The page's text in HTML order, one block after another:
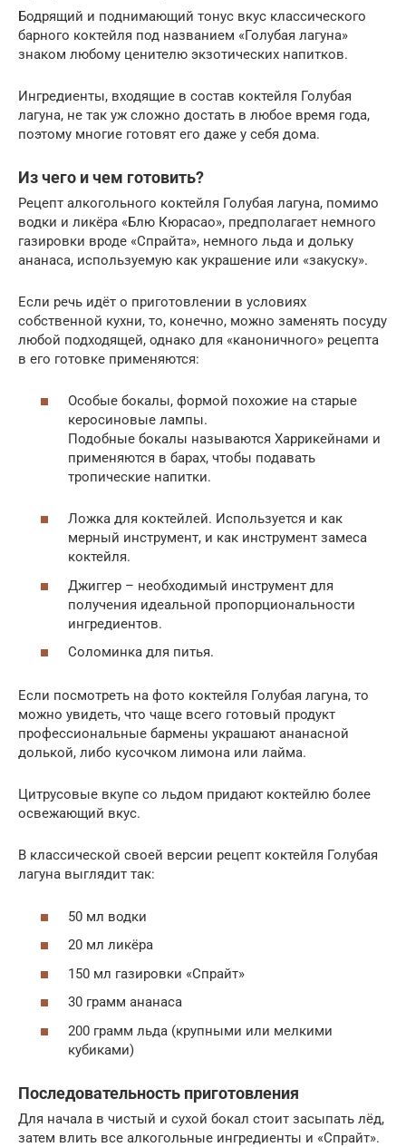
Бодрящий и поднимающий тонус вкус классического
барного коктейля под названием «Голубая лагуна»
знаком любому ценителю экзотических напитков.
Ингредиенты, входящие в состав коктейля Голубая
лагуна, не так уж сложно достать в любое время года,
поэтому многие готовят его даже у себя дома.
Из чего и чем готовить?
Рецепт алкогольного коктейля Голубая лагуна, помимо
водки и ликёра «Блю Кюрасао», предполагает немного
газировки вроде «Спрайта», немного льда и дольку
ананаса, используемую как украшение или «закуску».
Если речь идёт о приготовлении в условиях
собственной кухни, то, конечно, можно заменять посуду
любой подходящей, однако для «каноничного» рецепта
в его готовке применяются:
Особые бокалы, формой похожие на старые
керосиновые лампы.
Подобные бокалы называются Харрикейнами и
применяются в барах, чтобы подавать
тропические напитки.
Ложка для коктейлей. Используется и как
мерный инструмент, и как инструмент замеса
коктейля.
Джиггер – необходимый инструмент для
получения идеальной пропорциональности
ингредиентов.
Соломинка для питья.
Если посмотреть на фото коктейля Голубая лагуна, то
можно увидеть, что чаще всего готовый продукт
профессиональные бармены украшают ананасной
долькой, либо кусочком лимона или лайма.
Цитрусовые вкупе со льдом придают коктейлю более
освежающий вкус.
В классической своей версии рецепт коктейля Голубая
лагуна выглядит так:
50 мл водки
20 мл ликёра
150 мл газировки «Спрайт»
30 грамм ананаса
200 грамм льда (крупными или мелкими
кубиками)
Последовательность приготовления
Для начала в чистый и сухой бокал стоит засыпать лёд,
затем влить все алкогольные ингредиенты и «Спрайт».